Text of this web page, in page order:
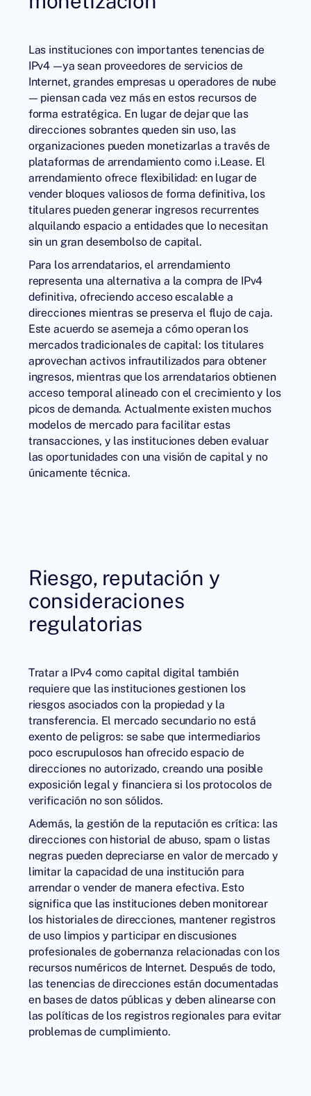
Las instituciones con importantes tenencias de
IPv4 —ya sean proveedores de servicios de
Internet, grandes empresas u operadores de nube
— piensan cada vez más en estos recursos de
forma estratégica. En lugar de dejar que las
direcciones sobrantes queden sin uso, las
organizaciones pueden monetizarlas a través de
plataformas de arrendamiento como i.Lease. El
arrendamiento ofrece flexibilidad: en lugar de
vender bloques valiosos de forma definitiva, los
titulares pueden generar ingresos recurrentes
alquilando espacio a entidades que lo necesitan
sin un gran desembolso de capital.
Para los arrendatarios, el arrendamiento
representa una alternativa a lacompra de IPv4
definitiva, ofreciendo acceso escalable a
direcciones mientras se preserva el flujo de caja.
Este acuerdo se asemeja a cómo operan los
mercados tradicionales de capital: los titulares
aprovechan activos infrautilizados para obtener
ingresos, mientras que los arrendatarios obtienen
acceso temporal alineado con el crecimiento y los
picos de demanda. Actualmente existen muchos
modelos de mercado para facilitar estas
transacciones, y las instituciones deben evaluar
las oportunidades con una visión de capital y no
únicamente técnica.
Riesgo, reputación y
consideraciones
regulatorias
Tratar a IPv4 como capital digital también
requiere que las instituciones gestionen los
riesgos asociados con la propiedad y la
transferencia. El mercado secundario no está
exento de peligros: se sabe que intermediarios
poco escrupulosos han ofrecido espacio de
direcciones no autorizado, creando una posible
exposición legal y financiera si los protocolos de
verificación no son sólidos.
Además, la gestión de la reputación es crítica: las
direcciones con historial de abuso, spam o listas
negras pueden depreciarse en valor de mercado y
limitar la capacidad de una institución para
arrendar o vender de manera efectiva. Esto
significa que las instituciones deben monitorear
los historiales de direcciones, mantener registros
de uso limpios y participar en discusiones
profesionales de gobernanza relacionadas con los
recursos numéricos de Internet. Después de todo,
las tenencias de direcciones están documentadas
en bases de datos públicas y deben alinearse con
las políticas de los registros regionales para evitar
problemas de cumplimiento.